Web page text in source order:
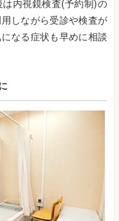
内視鏡検査(予約制)の
しながら受診や検査が
なる症状も早めに相談